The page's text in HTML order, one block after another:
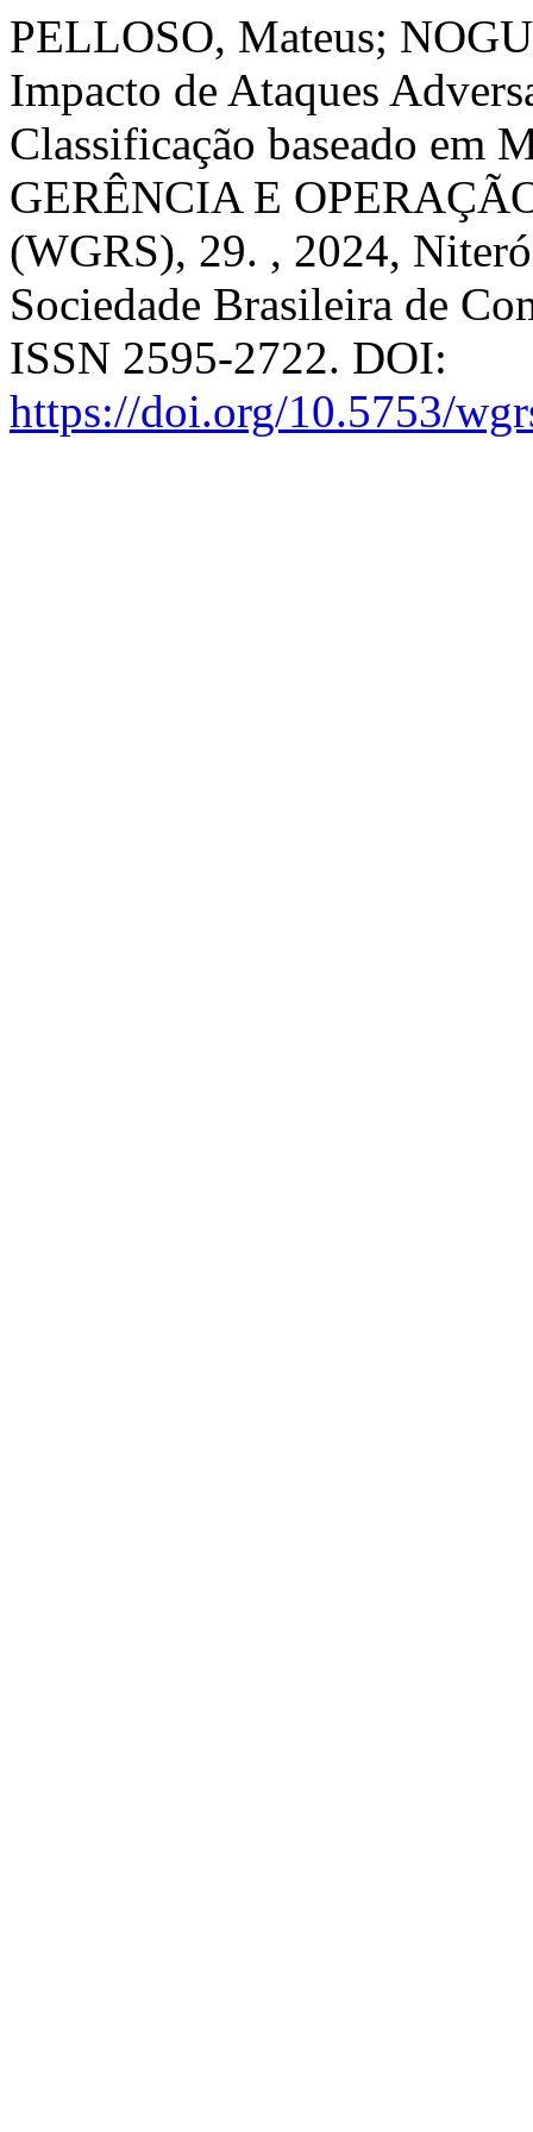
PELLOSO, Mateus;
Impacto de Ataques
Classificação baseado em
GERÊNCIA E
(WGRS), 29. , 2024,
Sociedade Brasileira de
ISSN 2595-2722. DOI:
https://doi.org/10.5753/